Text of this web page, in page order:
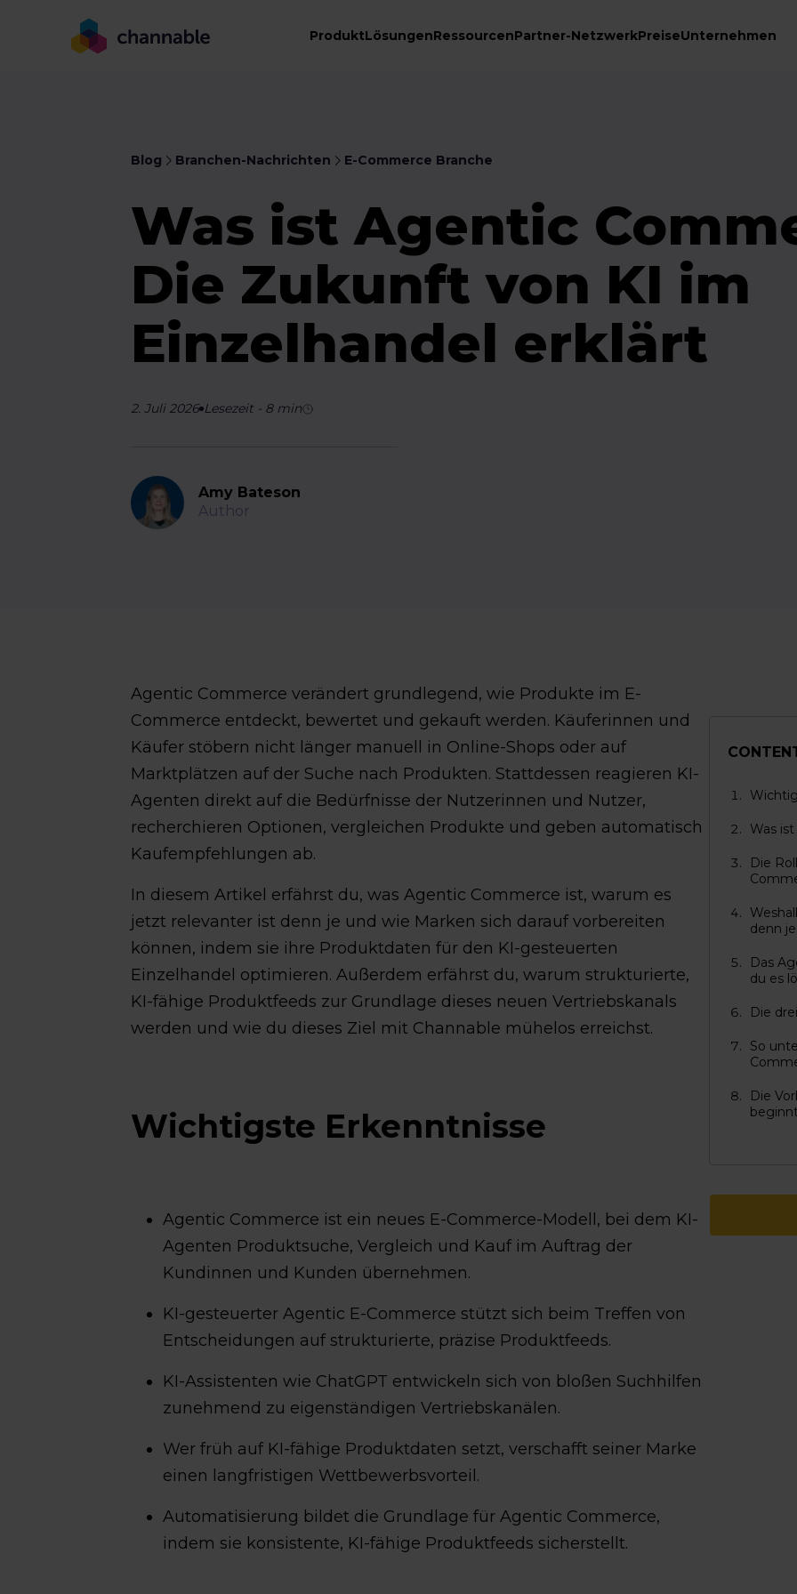
ProduktLösungenRessourcenPartner-NetzwerkPreiseUnternehmen
Blog Branchen-Nachrichten E-Commerce Branche
Was ist Agentic
Die Zukunft von KI im
Einzelhandel erklärt
2. Juli 2026 Lesezeit - 8min
Amy Bateson
Author
Agentic Commerce verändert grundlegend, wie Produkte im E-
Commerce entdeckt, bewertet und gekauft werden. Käuferinnen und
Käufer stöbern nicht länger manuell in Online-Shops oder auf
Marktplätzen auf der Suche nach Produkten. Stattdessen reagieren KI-
Agenten direkt auf die Bedürfnisse der Nutzerinnen und Nutzer,
recherchieren Optionen, vergleichen Produkte und geben automatisch
Kaufempfehlungen ab.
In diesem Artikel erfährst du, was Agentic Commerce ist, warum es
jetzt relevanter ist denn je und wie Marken sich darauf vorbereiten
können, indem sie ihre Produktdaten für den KI-gesteuerten
Einzelhandel optimieren. Außerdem erfährst du, warum strukturierte,
KI-fähige Produktfeeds zur Grundlage dieses neuen Vertriebskanals
werden und wie du dieses Ziel mit Channable mühelos erreichst.
Wichtigste Erkenntnisse
Agentic Commerce ist ein neues E-Commerce-Modell, bei dem KI-
Agenten Produktsuche, Vergleich und Kauf im Auftrag der
Kundinnen und Kunden übernehmen.
KI-gesteuerter Agentic E-Commerce stützt sich beim Treffen von
Entscheidungen auf strukturierte, präzise Produktfeeds.
KI-Assistenten wie ChatGPT entwickeln sich von bloßen Suchhilfen
zunehmend zu eigenständigen Vertriebskanälen.
Wer früh auf KI-fähige Produktdaten setzt, verschafft seiner Marke
einen langfristigen Wettbewerbsvorteil.
Automatisierung bildet die Grundlage für Agentic Commerce,
indem sie konsistente, KI-fähige Produktfeeds sicherstellt.
Was
Die
denn je
Das
du es
Die
So
Die